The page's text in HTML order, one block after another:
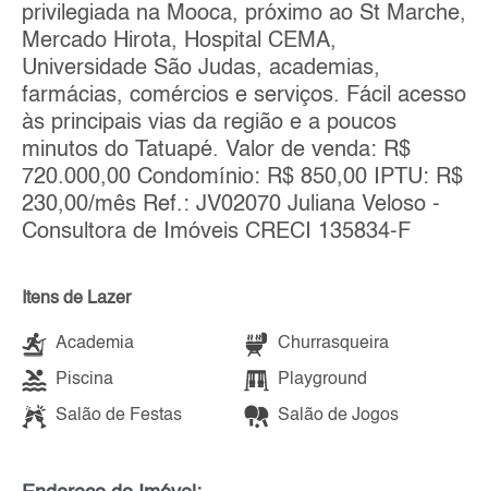
privilegiada na Mooca, próximo ao St Marche,
Mercado Hirota, Hospital CEMA,
Universidade São Judas, academias,
farmácias, comércios e serviços. Fácil acesso
às principais vias da região e a poucos
minutos do Tatuapé. Valor de venda: R$
720.000,00 Condomínio: R$ 850,00 IPTU: R$
230,00/mês Ref.: JV02070 Juliana Veloso -
Consultora de Imóveis CRECI 135834-F
Itens de Lazer
Academia Churrasqueira
Piscina Playground
Salão de Festas Salão de Jogos